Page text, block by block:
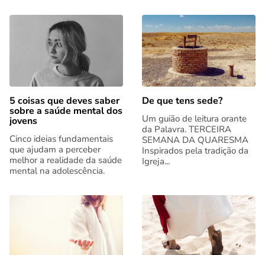
5 coisas que deves saber
sobre a saúde mental dos
jovens
Cinco ideias fundamentais
que ajudam a perceber
melhor a realidade da saúde
mental na adolescência.
De que tens sede?
Um guião de leitura orante
da Palavra. TERCEIRA
SEMANA DA QUARESMA
Inspirados pela tradição da
Igreja...